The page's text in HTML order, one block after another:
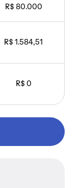
R$ 80.000
R$ 1.584,51
R$ 0